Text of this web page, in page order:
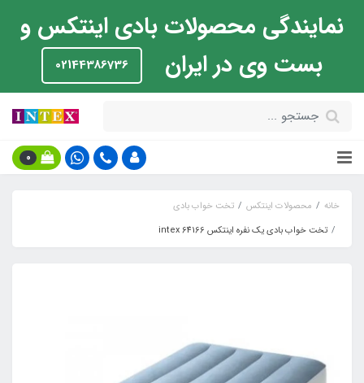
نمایندگی محصولات بادی اینتکس و
بست وی در ایران
02144386736
0
خانه محصولات اینتکس
تخت خواب بادی
تخت خواب بادی یک نفره اینتکس intex 64166